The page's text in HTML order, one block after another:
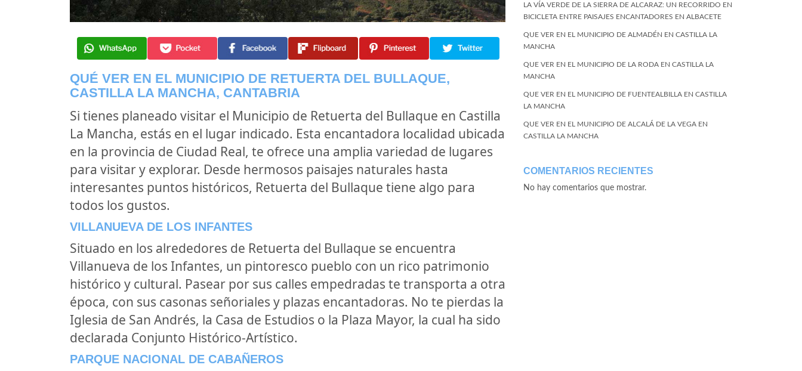
QUÉ VER EN EL MUNICIPIO DE RETUERTA DEL BULLAQUE,
CASTILLA LA MANCHA, CANTABRIA
Si tienes planeado visitar el Municipio de Retuerta del Bullaque en Castilla
La Mancha, estás en el lugar indicado. Esta encantadora localidad ubicada
en la provincia de Ciudad Real, te ofrece una amplia variedad de lugares
para visitar y explorar. Desde hermosos paisajes naturales hasta
interesantes puntos históricos, Retuerta del Bullaque tiene algo para
todos los gustos.
VILLANUEVA DE LOS INFANTES
Situado en los alrededores de Retuerta del Bullaque se encuentra
Villanueva de los Infantes, un pintoresco pueblo con un rico patrimonio
histórico y cultural. Pasear por sus calles empedradas te transporta a otra
época, con sus casonas señoriales y plazas encantadoras. No te pierdas la
Iglesia de San Andrés, la Casa de Estudios o la Plaza Mayor, la cual ha sido
declarada Conjunto Histórico-Artístico.
PARQUE NACIONAL DE CABAÑEROS
LA VÍA VERDE DE LA SIERRA DE ALCARAZ: UN RECORRIDO EN
BICICLETA ENTRE PAISAJES ENCANTADORES EN ALBACETE
QUE VER EN EL MUNICIPIO DE ALMADÉN EN CASTILLA LA
MANCHA
QUE VER EN EL MUNICIPIO DE LA RODA EN CASTILLA LA
MANCHA
QUE VER EN EL MUNICIPIO DE FUENTEALBILLA EN CASTILLA
LA MANCHA
QUE VER EN EL MUNICIPIO DE ALCALÁ DE LA VEGA EN
CASTILLA LA MANCHA
COMENTARIOS RECIENTES
No hay comentarios que mostrar.